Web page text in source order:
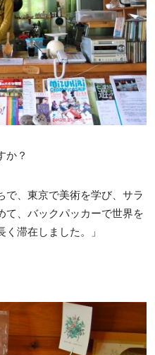
か？
で、東京で美術を学び、サラ
て、バックパッカーで世界を
滞在しました。」